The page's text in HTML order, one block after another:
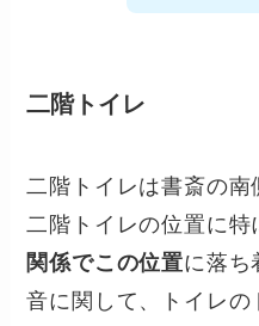
二階トイレ
二階トイレは書斎の南
二階トイレの位置に特
関係でこの位置に落ち
音に関して、トイレ